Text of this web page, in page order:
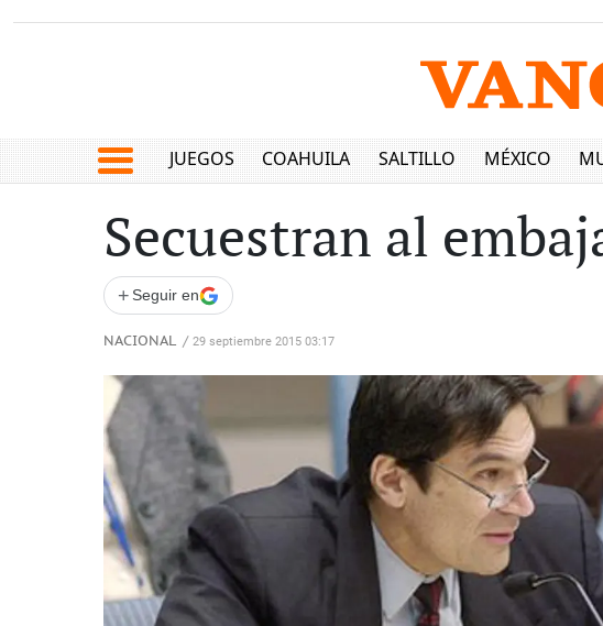
JUEGOS COAHUILA SALTILLO MÉXICO
Secuestran al
+ Seguir en
NACIONAL / 29 septiembre 2015 03:17